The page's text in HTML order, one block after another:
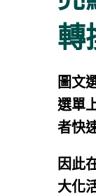
轉
圖文
選單
者快
因此
大化